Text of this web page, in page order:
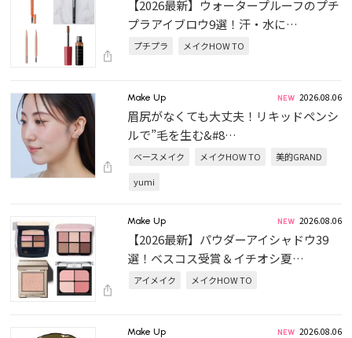
【2026最新】ウォータープルーフのプチ
プラアイブロウ9選！汗・水に…
プチプラ メイクHOW TO
Make Up 2026.08.06
眉尻がなくても大丈夫！リキッドペンシ
ルで”毛を生む&#8…
ベースメイク メイクHOW TO
美的GRAND
yumi
Make Up 2026.08.06
【2026最新】パウダーアイシャドウ39
選！ベスコス受賞＆イチオシ夏…
アイメイク メイクHOW TO
Make Up 2026.08.06